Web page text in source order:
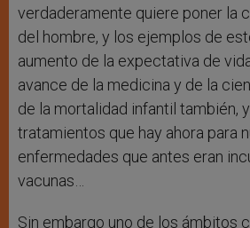
verdaderamente quiere poner la
del hombre, y los ejemplos de
aumento de la expectativa de
avance de la medicina y de la
de la mortalidad infantil también,
tratamientos que hay ahora para
enfermedades que antes eran
vacunas…
Sin embargo uno de los ámbitos